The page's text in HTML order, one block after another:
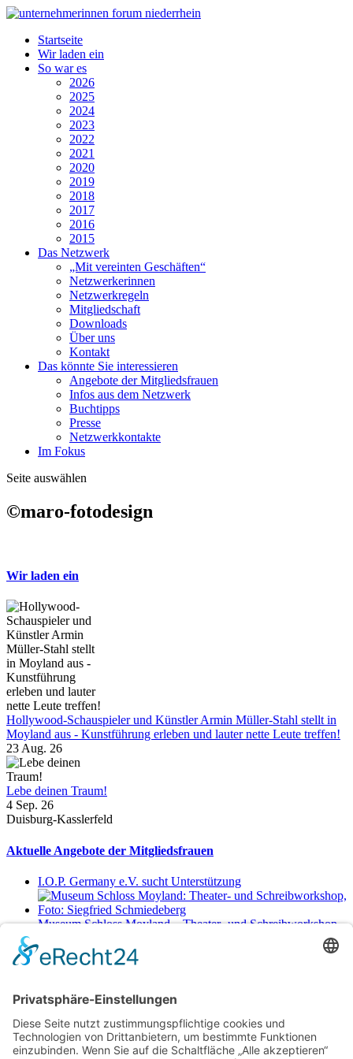
Startseite
Wir laden ein
So war es
2026
2025
2024
2023
2022
2021
2020
2019
2018
2017
2016
2015
Das Netzwerk
„Mit vereinten Geschäften“
Netzwerkerinnen
Netzwerkregeln
Mitgliedschaft
Downloads
Über uns
Kontakt
Das könnte Sie interessieren
Angebote der Mitgliedsfrauen
Infos aus dem Netzwerk
Buchtipps
Presse
Netzwerkkontakte
Im Fokus
Seite auswählen
©maro-fotodesign
Wir laden ein
Hollywood-Schauspieler und Künstler Armin Müller-Stahl stellt in
Moyland aus - Kunstführung erleben und lauter nette Leute treffen!
23 Aug. 26
Lebe deinen Traum!
4 Sep. 26
Duisburg-Kasslerfeld
Aktuelle Angebote der Mitgliedsfrauen
I.O.P. Germany e.V. sucht Unterstützung
Museum Schloss Moyland – Theater- und Schreibworkshop
Netzwerkerinnen
Login für Mitglieder
Noch kein Mitglied im unternehmerinnen forum niederrhein?
gibt es weitere Informationen.